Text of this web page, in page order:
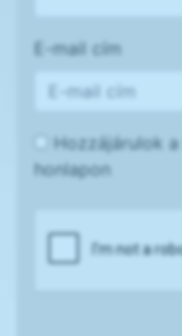
E-mail cím
Hozzájárulok
honlapon